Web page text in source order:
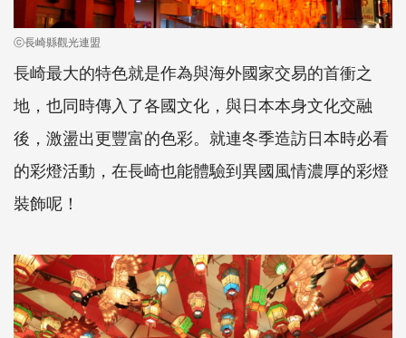
ⓒ長崎縣觀光連盟
長崎最大的特色就是作為與海外國家交易的首衝之
地，也同時傳入了各國文化，與日本本身文化交融
後，激盪出更豐富的色彩。就連冬季造訪日本時必看
的彩燈活動，在長崎也能體驗到異國風情濃厚的彩燈
裝飾呢！